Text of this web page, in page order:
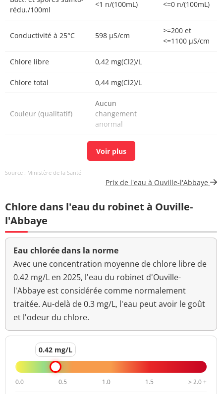
rédu./100ml
<1 n/(100mL) <=0 n/(100mL)
Conductivité à 25°C 598 µS/cm
>=200 et
<=1100 µS/cm
Chlore libre 0,42 mg(Cl2)/L
Chlore total 0,44 mg(Cl2)/L
Couleur (qualitatif)
Aucun
changement
anormal
<1 n/(100mL)
Bact. aér. revivifiables
<1 n/mL
Bact. aér. revivifiables
à 36°-44h
<1 n/mL
Ammonium (en NH4) <0,020 mg/L <=0,1 mg/L
Odeur (qualitatif)
changement
anormal
pH 8,1 unité pH
>=6,5 et <=9
unité pH
Saveur (qualitatif)
Aucun
Température de l'eau 6 °C <=25 °C
Source : Ministère de la Santé
Prix de l'eau à Ouville-l'Abbaye
Chlore dans l'eau du robinet à Ouville-
l'Abbaye
Eau chlorée dans la norme
Avec une concentration moyenne de chlore libre de
0.42 mg/L en 2025, l'eau du robinet d'Ouville-
l'Abbaye est considérée comme normalement
traitée. Au-delà de 0.3 mg/L, l'eau peut avoir le goût
et l'odeur du chlore.
0.42 mg/L
0.0 0.5 1.0 1.5 > 2.0 +